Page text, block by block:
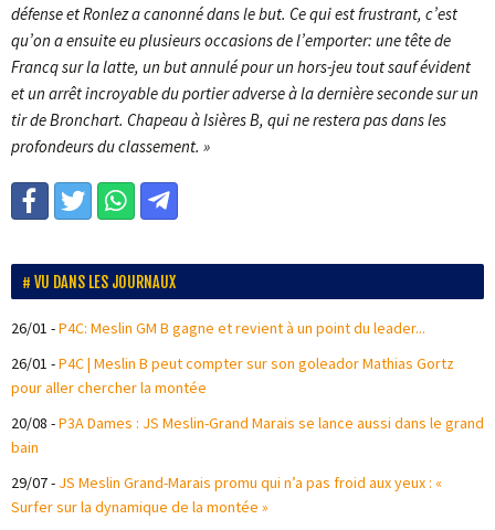
défense et Ronlez a canonné dans le but. Ce qui est frustrant, c’est
qu’on a ensuite eu plusieurs occasions de l’emporter: une tête de
Francq sur la latte, un but annulé pour un hors-jeu tout sauf évident
et un arrêt incroyable du portier adverse à la dernière seconde sur un
tir de Bronchart. Chapeau à Isières B, qui ne restera pas dans les
profondeurs du classement. »
VU DANS LES JOURNAUX
26/01 -P4C: Meslin GM B gagne et revient à un point du leader...
26/01 -P4C | Meslin B peut compter sur son goleador Mathias Gortz
pour aller chercher la montée
20/08 -P3A Dames : JS Meslin-Grand Marais se lance aussi dans le grand
bain
29/07- JS Meslin Grand-Marais promu qui n’a pas froid aux yeux : «
Surfer sur la dynamique de la montée »